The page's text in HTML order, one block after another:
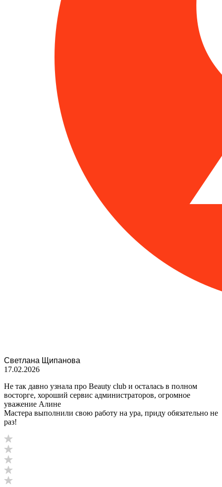
Светлана Щипанова
17.02.2026
Не так давно узнала про Beauty club и осталась в полном
восторге, хороший сервис администраторов, огромное
уважение Алине
Мастера выполнили свою работу на ура, приду обязательно не
раз!